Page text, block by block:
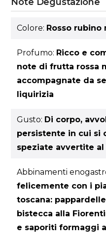
Note Degustazione
Colore: Rosso
Profumo: Ricco e
note di frutta rossa
accompagnate da
liquirizia
Gusto: Di corpo,
persistente in cui si
speziate avvertite al
Abbinamenti
felicemente con i
toscana:
bistecca alla
e saporiti formaggi